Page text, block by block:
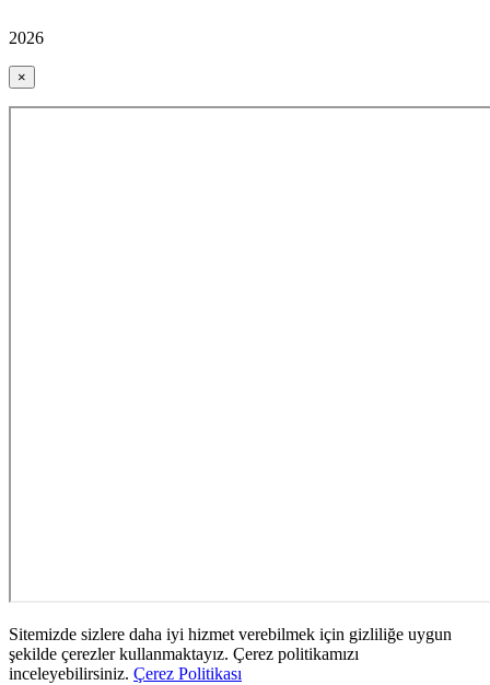
2026
×
Sitemizde sizlere daha iyi hizmet verebilmek için gizliliğe uygun
şekilde çerezler kullanmaktayız. Çerez politikamızı
inceleyebilirsiniz. Çerez Politikası